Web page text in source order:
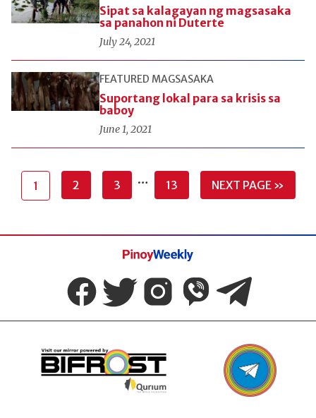
Sipat sa kalagayan ng magsasaka
sa panahon ni Duterte
July 24, 2021
FEATURED MAGSASAKA
Suportang lokal para sa krisis sa
baboy
June 1, 2021
1 2 3 … 13 NEXT PAGE »
Pinoy
Weekly